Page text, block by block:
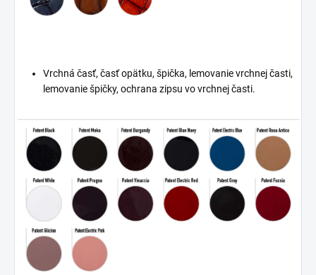
Vrchná časť, časť opätku, špička, lemovanie vrchnej časti,
lemovanie špičky, ochrana zipsu vo vrchnej časti.